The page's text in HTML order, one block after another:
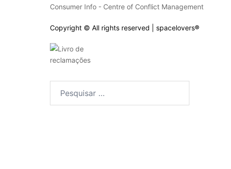
Consumer Info - Centre of Conflict Management
Copyright © All rights reserved | spacelovers®
por: